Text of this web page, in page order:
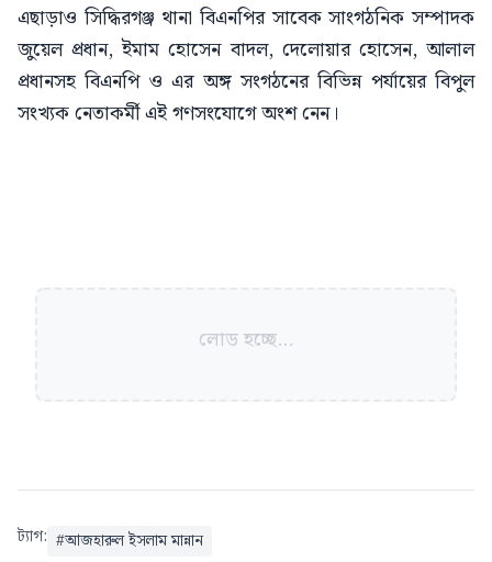
এছাড়াও সিদ্ধিরগঞ্জ থানা বিএনপির সাবেক সাংগঠনিক সম্পাদক
জুয়েল প্রধান, ইমাম হোসেন বাদল, দেলোয়ার হোসেন, আলাল
প্রধানসহ বিএনপি ও এর অঙ্গ সংগঠনের বিভিন্ন পর্যায়ের বিপুল
সংখ্যক নেতাকর্মী এই গণসংযোগে অংশ নেন।
লোড হচ্ছে...
ট্যাগ: #আজহারুল ইসলাম মান্নান